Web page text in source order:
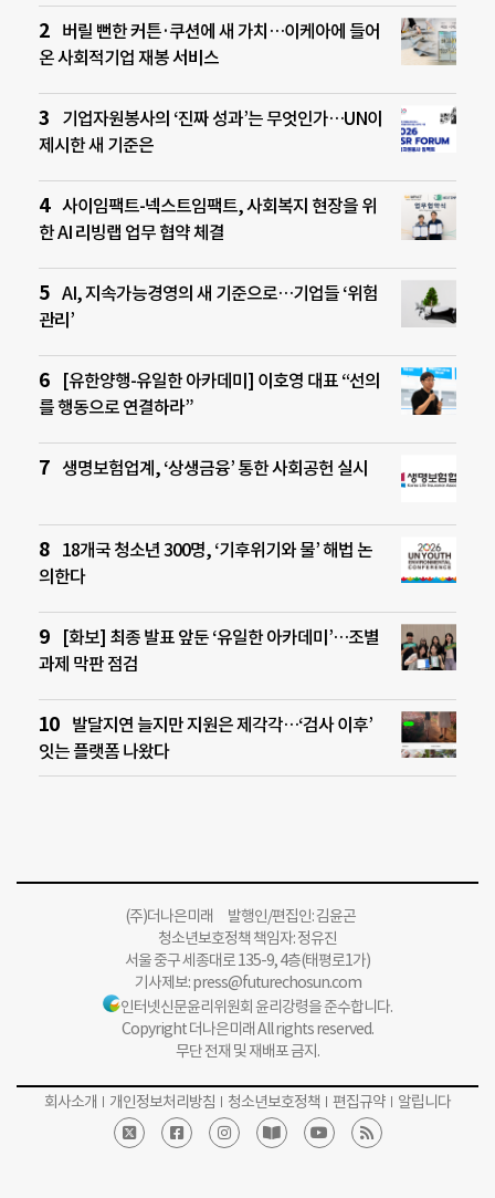
버릴 뻔한 커튼·쿠션에 새 가치…이케아에 들어
온 사회적기업 재봉 서비스
기업자원봉사의 ‘진짜 성과’는 무엇인가…UN이
제시한 새 기준은
사이임팩트-넥스트임팩트, 사회복지 현장을 위
한 AI 리빙랩 업무 협약 체결
AI, 지속가능경영의 새 기준으로…기업들 ‘위험
관리’
[유한양행-유일한 아카데미] 이호영 대표 “선의
를 행동으로 연결하라”
생명보험업계, ‘상생금융’ 통한 사회공헌 실시
18개국 청소년 300명, ‘기후위기와 물’ 해법 논
의한다
[화보] 최종 발표 앞둔 ‘유일한 아카데미’…조별
과제 막판 점검
발달지연 늘지만 지원은 제각각…‘검사 이후’
잇는 플랫폼 나왔다
(주)더나은미래 발행인/편집인: 김윤곤
청소년보호정책 책임자: 정유진
서울 중구 세종대로 135-9, 4층(태평로1가)
기사제보:press@futurechosun.com
인터넷신문윤리위원회 윤리강령을 준수합니다.
Copyright 더나은미래 All rights reserved.
무단 전재 및 재배포 금지.
회사소개 개인정보처리방침 청소년보호정책 편집규약 알립니다